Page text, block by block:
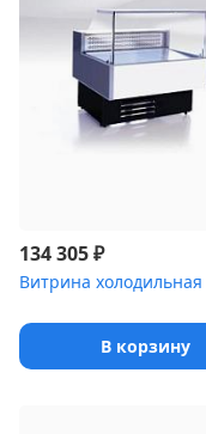
134 305₽
В корзину